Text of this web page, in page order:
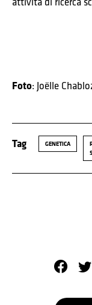
Foto: Joëlle
Tag GENETICA